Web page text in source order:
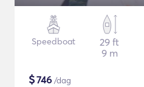
Speedboat
29 ft
9 m
$746 /dag